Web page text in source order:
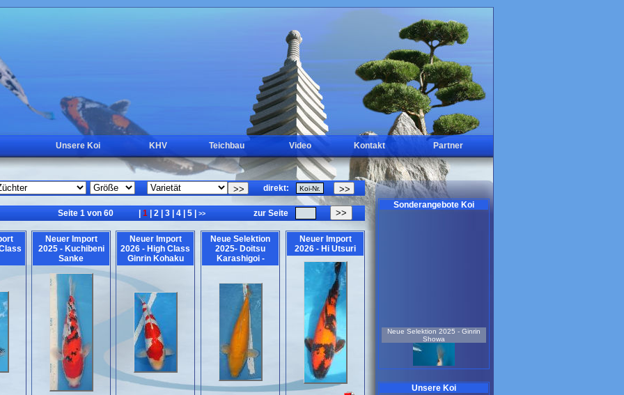
Unsere Koi KHV Teichbau Video Kontakt Partner
direkt:
Seite 1 von 60 1 2 3 4 5 >> zur Seite >>
Neuer Import
2025 - Kuchibeni
Sanke
Neuer Import
2026 - High Class
Ginrin Kohaku
Neue Selektion
2025- Doitsu
Karashigoi -
Neuer Import
2026 - Hi Utsuri
Sonderangebote Koi
Neue Selektion 2025 - Ginrin
Showa
Unsere Koi